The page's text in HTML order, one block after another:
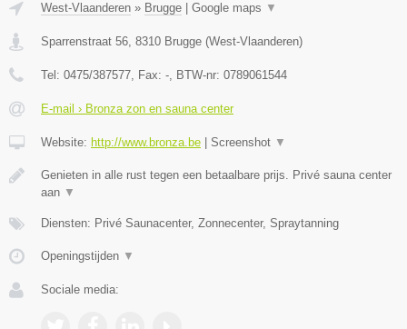
West-Vlaanderen » Brugge Google maps ▼
Sparrenstraat 56, 8310 Brugge (West-Vlaanderen)
Tel: 0475/387577, Fax: -, BTW-nr: 0789061544
E-mail › Bronza zon en sauna center
Website: http://www.bronza.be Screenshot ▼
Genieten in alle rust tegen een betaalbare prijs. Privé sauna center
aan ▼
Diensten: Privé Saunacenter, Zonnecenter, Spraytanning
Openingstijden ▼
Sociale media: